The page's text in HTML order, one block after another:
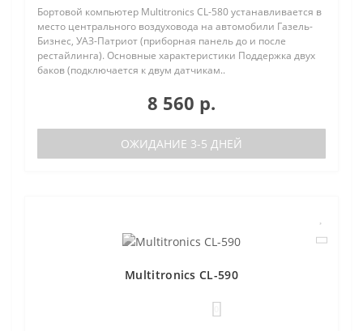
Бортовой компьютер Multitronics CL-580 устанавливается в
место центрального воздуховода на автомобили Газель-
Бизнес, УАЗ-Патриот (приборная панель до и после
рестайлинга). Основные характеристики Поддержка двух
баков (подключается к двум датчикам..
8 560 р.
ОЖИДАНИЕ 3-5 ДНЕЙ
Multitronics CL-590